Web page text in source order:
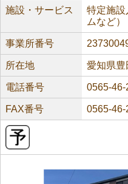
施設・サービス
特定施設
ムなど）
事業所番号
所在地 愛知県
電話番号 0565-46-
FAX番号 0565-46-